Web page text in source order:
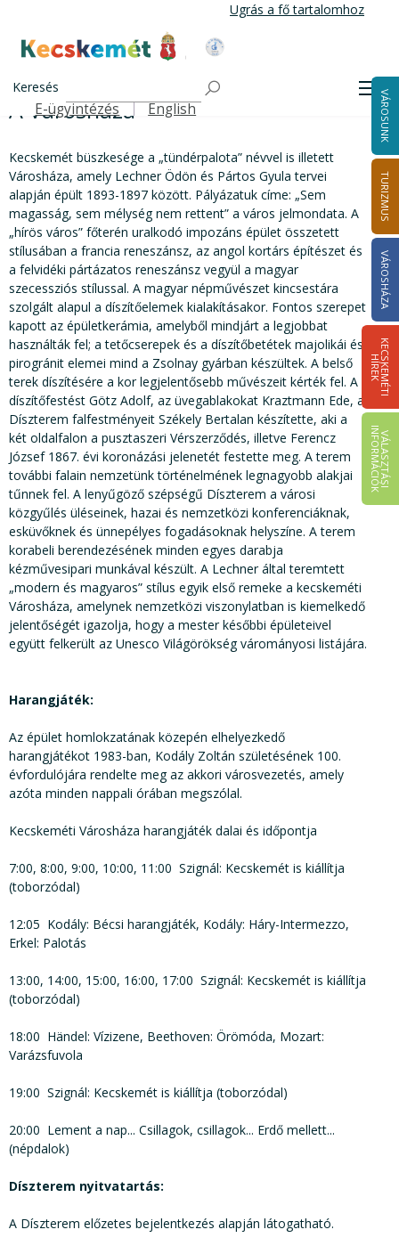
tartalomra
Ugrás a fő tartalomhoz
Kecskemét Város Honlapja
Keresés
Felső navigáció
E-ügyintézés English VÁROSUNK
TURIZMUS
VÁROSHÁZA
K
E
C
S
K
E
M
É
T
I
HÍ
R
E
K
V
Á
L
A
S
Z
T
Á
S
I
IN
F
O
R
M
Á
C
I
Ó
K
A szecesszió gyöngyszemei
A Városháza
Kecskemét büszkesége a „tündérpalota” névvel is illetett
Városháza, amely Lechner Ödön és Pártos Gyula tervei
alapján épült 1893-1897 között. Pályázatuk címe: „Sem
magasság, sem mélység nem rettent” a város jelmondata. A
„hírös város” főterén uralkodó impozáns épület összetett
stílusában a francia reneszánsz, az angol kortárs építészet és
a felvidéki pártázatos reneszánsz vegyül a magyar
szecessziós stílussal. A magyar népművészet kincsestára
szolgált alapul a díszítőelemek kialakításakor. Fontos szerepet
kapott az épületkerámia, amelyből mindjárt a legjobbat
használták fel; a tetőcserepek és a díszítőbetétek majolikái és
pirogránit elemei mind a Zsolnay gyárban készültek. A belső
terek díszítésére a kor legjelentősebb művészeit kérték fel. A
díszítőfestést Götz Adolf, az üvegablakokat Kraztmann Ede, a
Díszterem falfestményeit Székely Bertalan készítette, aki a
két oldalfalon a pusztaszeri Vérszerződés, illetve Ferencz
József 1867. évi koronázási jelenetét festette meg. A terem
további falain nemzetünk történelmének legnagyobb alakjai
tűnnek fel. A lenyűgöző szépségű Díszterem a városi
közgyűlés üléseinek, hazai és nemzetközi konferenciáknak,
esküvőknek és ünnepélyes fogadásoknak helyszíne. A terem
korabeli berendezésének minden egyes darabja
kézművesipari munkával készült. A Lechner által teremtett
„modern és magyaros” stílus egyik első remeke a kecskeméti
Városháza, amelynek nemzetközi viszonylatban is kiemelkedő
jelentőségét igazolja, hogy a mester későbbi épületeivel
együtt felkerült az Unesco Világörökség várományosi listájára.
Harangjáték:
Az épület homlokzatának közepén elhelyezkedő
harangjátékot 1983-ban, Kodály Zoltán születésének 100.
évfordulójára rendelte meg az akkori városvezetés, amely
azóta minden nappali órában megszólal.
Kecskeméti Városháza harangjáték dalai és időpontja
7:00, 8:00, 9:00, 10:00, 11:00 Szignál: Kecskemét is kiállítja
(toborzódal)
12:05 Kodály: Bécsi harangjáték, Kodály: Háry-Intermezzo,
Erkel: Palotás
13:00, 14:00, 15:00, 16:00, 17:00 Szignál: Kecskemét is kiállítja
(toborzódal)
18:00 Händel: Vízizene, Beethoven: Örömóda, Mozart:
Varázsfuvola
19:00 Szignál: Kecskemét is kiállítja (toborzódal)
20:00 Lement a nap... Csillagok, csillagok... Erdő mellett...
(népdalok)
Díszterem nyitvatartás:
A Díszterem előzetes bejelentkezés alapján látogatható.